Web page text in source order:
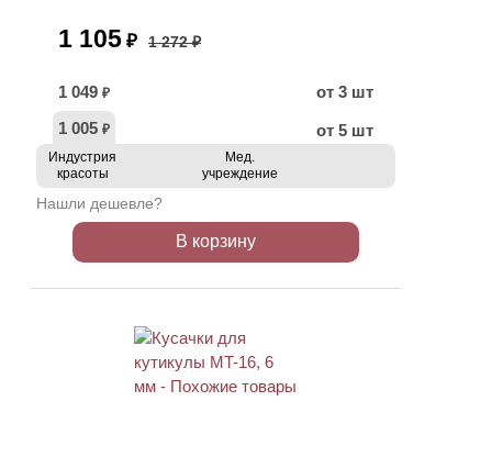
1 105 ₽ 1 272 ₽
1 049 ₽
от 3 шт
1 005 ₽ от 5 шт
Индустрия
красоты
Мед.
учреждение
Нашли дешевле?
В корзину